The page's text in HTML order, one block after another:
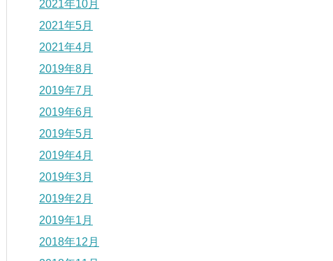
2021年10月
2021年5月
2021年4月
2019年8月
2019年7月
2019年6月
2019年5月
2019年4月
2019年3月
2019年2月
2019年1月
2018年12月